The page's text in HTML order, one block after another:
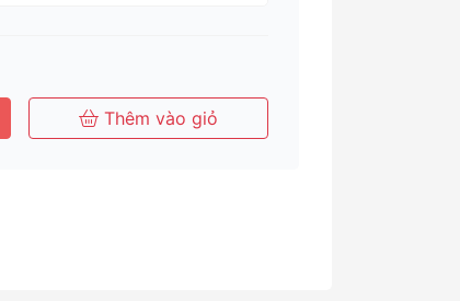
Thêm vào giỏ